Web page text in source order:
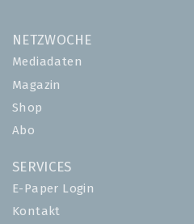
NETZWOCHE
Mediadaten
Magazin
Shop
Abo
SERVICES
E-Paper Login
Kontakt